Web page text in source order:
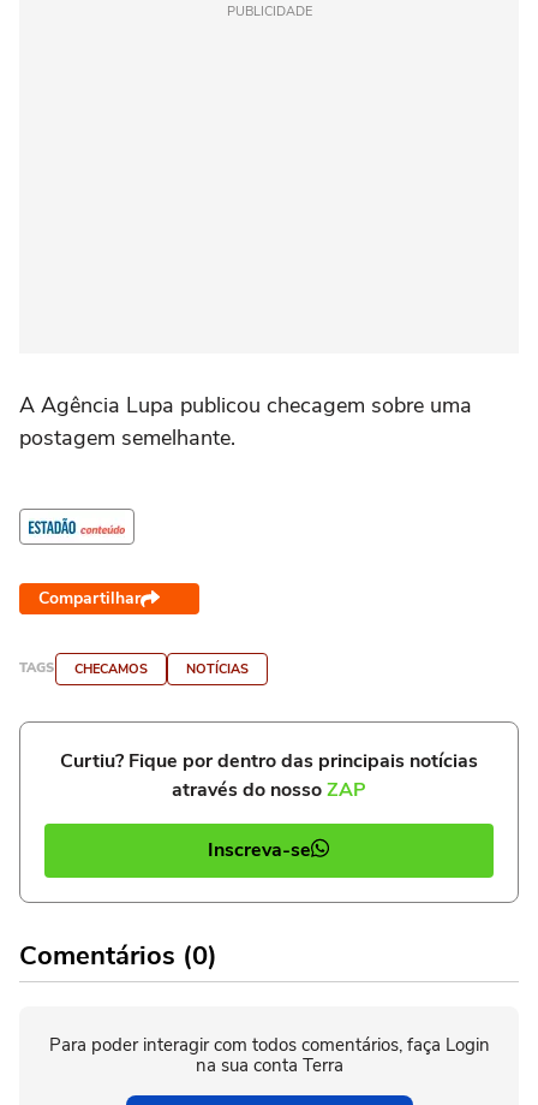
PUBLICIDADE
A Agência Lupa publicou checagem sobre uma
postagem semelhante.
Compartilhar
TAGS CHECAMOS NOTÍCIAS
Curtiu? Fique por dentro das principais notícias
através do nossoZAP
Inscreva-se
Comentários (0)
Para poder interagir com todos comentários, faça Login
na sua conta Terra